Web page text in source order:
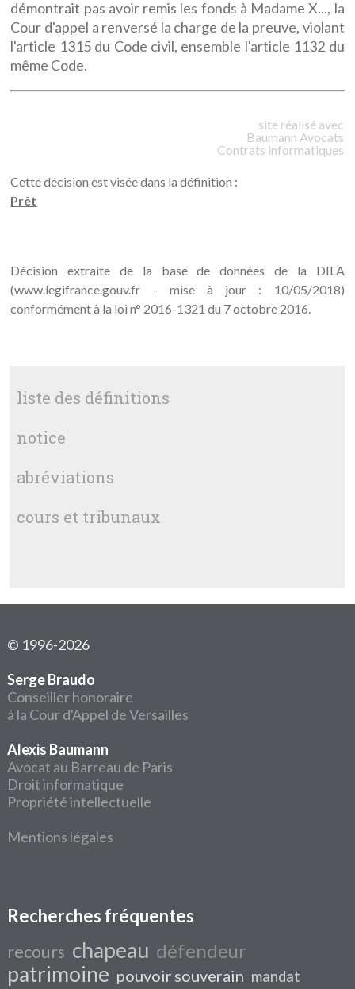
démontrait pas avoir remis les fonds à Madame X..., la
Cour d'appel a renversé la charge de la preuve, violant
l'article 1315 du Code civil, ensemble l'article 1132 du
même Code.
site réalisé avec
Baumann Avocats
Contrats informatiques
Cette décision est visée dans la définition :
Prêt
Décision extraite de la base de données de la DILA
(www.legifrance.gouv.fr - mise à jour : 10/05/2018)
conformément à la loi n° 2016-1321 du 7 octobre 2016.
liste des définitions
notice
abréviations
cours et tribunaux
© 1996-2026
Serge Braudo
Conseiller honoraire
à la Cour d'Appel de Versailles
Alexis Baumann
Avocat au Barreau de Paris
Droit informatique
Propriété intellectuelle
Mentions légales
Recherches fréquentes
recours chapeau défendeur
patrimoine pouvoir souverain mandat